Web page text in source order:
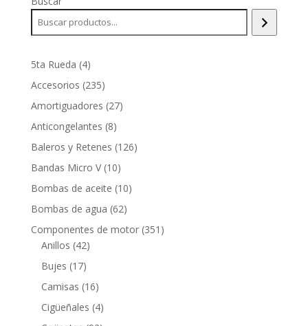
5ta Rueda 44
productos
Accesorios 235235
productos
Amortiguadores 2727
Anticongelantes 88
productos
Baleros y Retenes 126126
Bandas Micro V 1010
productos
Bombas de aceite 1010
Bombas de agua 6262
productos
Componentes de motor 351 351
Anillos 4242
Bujes 1717
productos
Camisas 1616
productos
Cigüeñales 44
productos